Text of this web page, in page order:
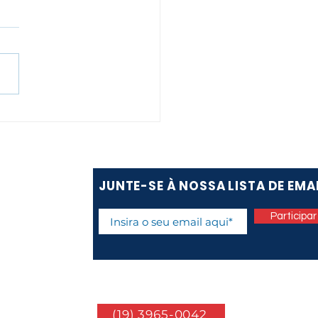
JUNTE-SE À NOSSA LISTA DE
Participar
(19) 3965-0042